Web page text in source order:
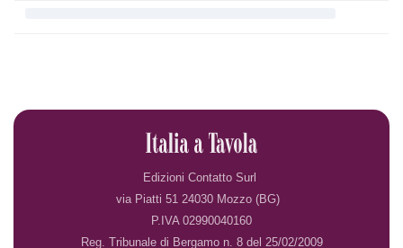
Edizioni Contatto Surl
via Piatti 51 24030 Mozzo (BG)
P.IVA 02990040160
Reg. Tribunale di Bergamo n. 8 del 25/02/2009